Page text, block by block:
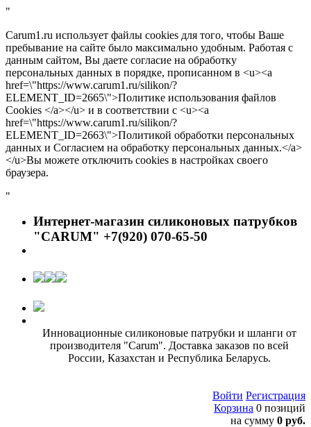
"
Carum1.ru использует файлы cookies для того, чтобы Ваше
пребывание на сайте было максимально удобным. Работая с
данным сайтом, Вы даете согласие на обработку
персональных данных в порядке, прописанном в <u><a
href=\"https://www.carum1.ru/silikon/?
ELEMENT_ID=2665\">Политике использования файлов
Cookies </a></u> и в соответствии с <u><a
href=\"https://www.carum1.ru/silikon/?
ELEMENT_ID=2663\">Политикой обработки персональных
данных и Согласием на обработку персональных данных.</a>
</u>Вы можете отключить cookies в настройках своего
браузера.
"
Интернет-магазин силиконовых патрубков
"CARUM" +7(920) 070-65-50
Инновационные силиконовые патрубки и шланги от
производителя "Carum". Доставка заказов по всей
России, Казахстан и Республика Беларусь.
Войти Регистрация
Корзина 0 позиций
на сумму 0 руб.